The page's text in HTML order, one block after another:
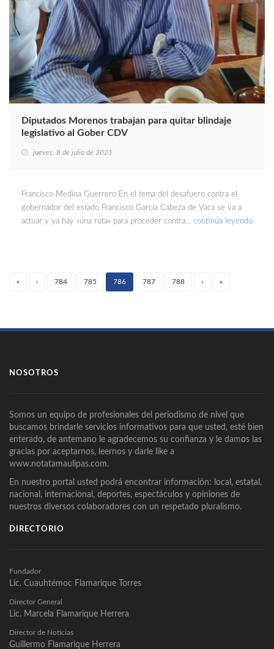
Diputados Morenos trabajan para quitar blindaje
legislativo al Gober CDV
jueves, 8 de julio de 2021
Francisco Medina Guerrero En el tema del desafuero contra el
gobernador del estado Francisco García Cabeza de Vaca se va a
actuar y ya hay «una ruta» para proceder contra… continúa leyendo
« ‹ 784 785 786
(current)
787 788 › »
NOSOTROS
Somos un equipo de profesionales del periodismo de nivel que
buscamos brindarle servicios informativos para que usted, esté bien
enterado, de antemano le agradecemos su confianza y le damos las
gracias por aceptarnos, leernos y darle like a
www.notatamaulipas.com.
En nuestro portal usted podrá encontrar información: local, estatal,
nacional, internacional, deportes, espectáculos y opiniones de
nuestros diversos colaboradores con un respetado pluralismo.
DIRECTORIO
Fundador
Lic. Cuauhtémoc Flamarique Torres
Director General
Lic. Marcela Flamarique Herrera
Director de Noticias
Guillermo Flamarique Herrera